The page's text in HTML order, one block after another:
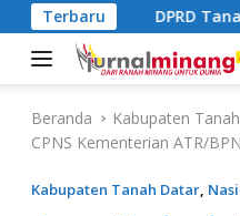
Terbaru DPRD Tanah
Beranda Kabupaten
CPNS Kementerian ATR/BPN
Kabupaten Tanah Datar,